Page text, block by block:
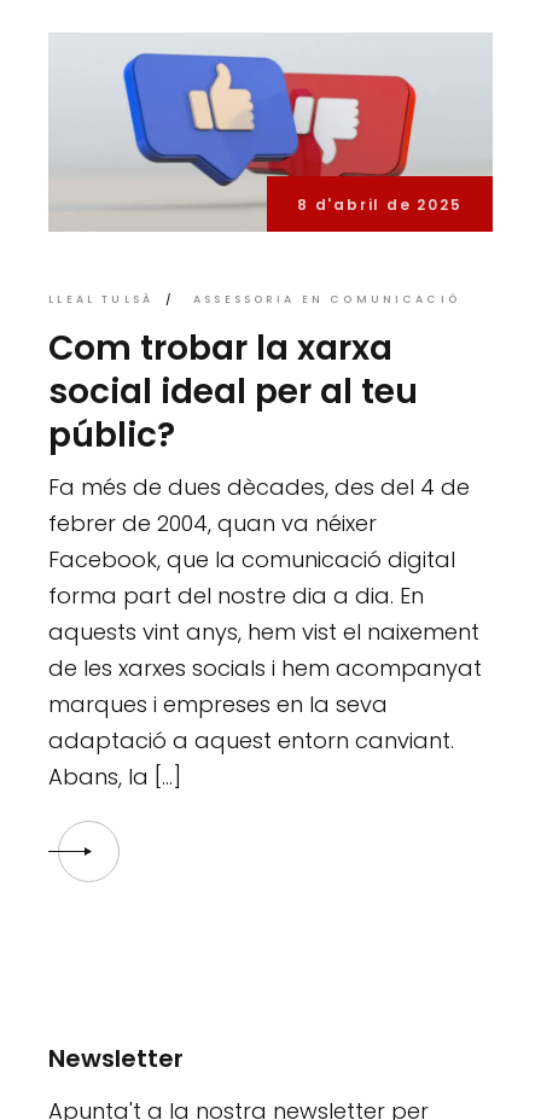
8 d'abril de 2025
LLEAL TULSÀ ASSESSORIA EN COMUNICACIÓ
Com trobar la xarxa
social ideal per al teu
públic?
Fa més de dues dècades, des del 4 de
febrer de 2004, quan va néixer
Facebook, que la comunicació digital
forma part del nostre dia a dia. En
aquests vint anys, hem vist el naixement
de les xarxes socials i hem acompanyat
marques i empreses en la seva
adaptació a aquest entorn canviant.
Abans, la […]
Newsletter
Apunta't a la nostra newsletter per